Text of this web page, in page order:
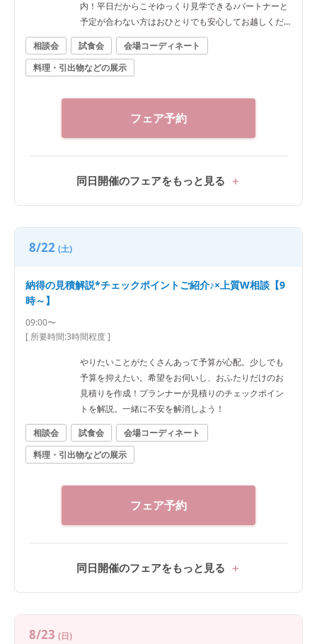
内！平日だからこそゆっくり見学できる♪パートナーと
予定が合わない方はおひとりでも安心してお越しくだ
さい。
相談会 試食会
会場コーディネート
料理・引出物などの展示
フェア予約
同日開催のフェアをもっと見る
8/22 (土)
納得の見積解説*チェックポイントご紹介♪×上質W相談【9
時～】
09:00〜
[ 所要時間:3時間程度]
やりたいことがたくさんあって予算が心配。少しでも
予算を抑えたい。希望をお伺いし、おふたりだけのお
見積りを作成！プランナーが見積りのチェックポイン
トを解説。一緒に不安を解消しよう！
相談会
試食会
会場コーディネート
料理・引出物などの展示
フェア予約
同日開催のフェアをもっと見る
8/23 (日)